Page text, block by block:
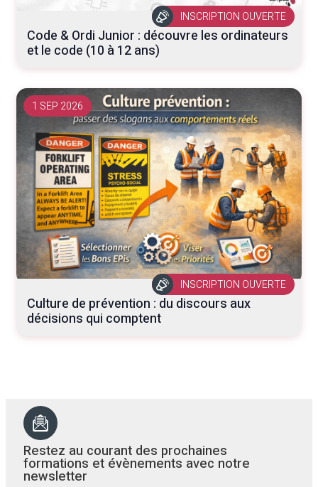
INSCRIPTION OUVERTE
Code & Ordi Junior : découvre les ordinateurs
et le code (10 à 12 ans)
INSCRIPTION OUVERTE
Culture de prévention : du discours aux
décisions qui comptent
1 SEP 2026
Restez au courant des prochaines
formations et évènements avec notre
newsletter